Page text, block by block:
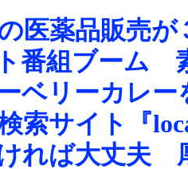
医薬品販売が
番組ブーム
ベリーカレ
索サイト『
れば大丈夫